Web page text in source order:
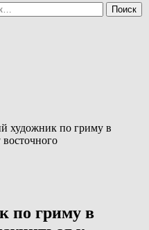
художник по гриму в
по гриму в